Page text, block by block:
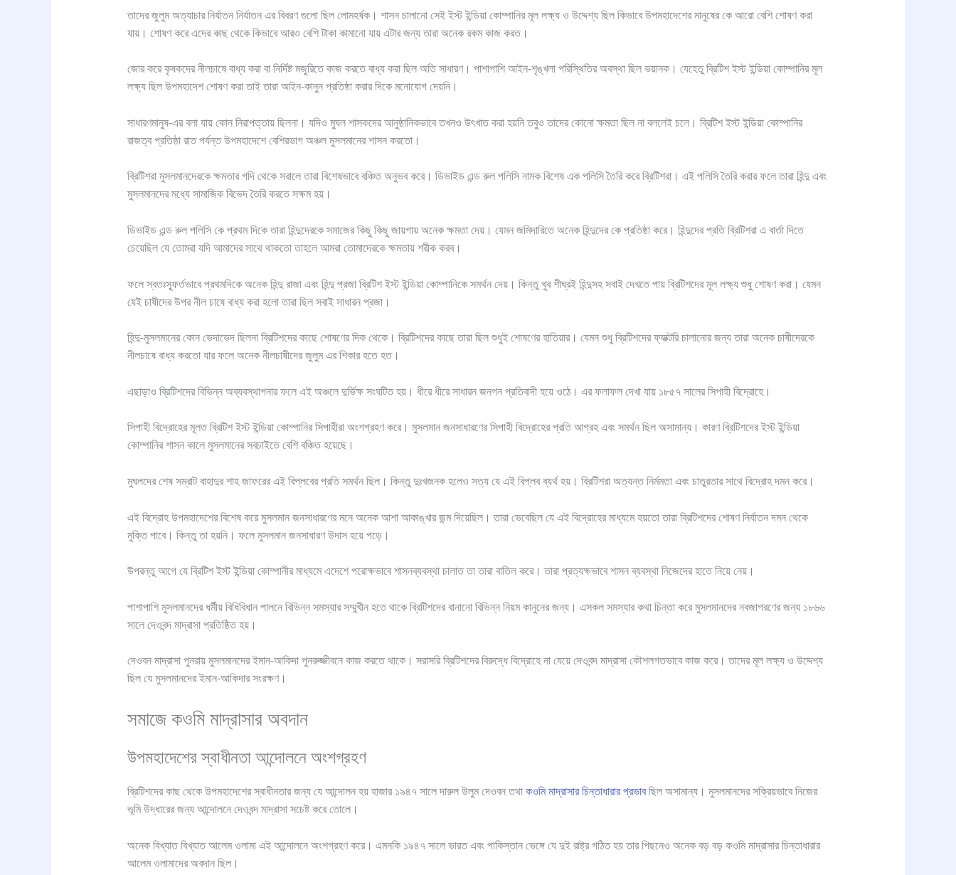
তাদের জুলুম অত্যাচার নির্যাতন নির্যাতন এর বিবরণ গুলো ছিল লোমহর্ষক। শাসন চালানো সেই ইস্ট ইন্ডিয়া কোম্পানির মূল লক্ষ্য ও উদ্দেশ্য ছিল কিভাবে উপমহাদেশের মানুষের কে আরো বেশি শোষণ করা
যায়। শোষণ করে এদের কাছ থেকে কিভাবে আরও বেশি টাকা কামানো যায় এটার জন্য তারা অনেক রকম কাজ করত।
জোর করে কৃষকদের নীলচাষে বাধ্য করা বা নির্দিষ্ট মজুরিতে কাজ করতে বাধ্য করা ছিল অতি সাধারণ। পাশাপাশি আইন-শৃঙ্খলা পরিস্থিতির অবস্থা ছিল ভয়ানক। যেহেতু ব্রিটিশ ইস্ট ইন্ডিয়া কোম্পানির মূল
লক্ষ্য ছিল উপমহাদেশ শোষণ করা তাই তারা আইন-কানুন প্রতিষ্ঠা করার দিকে মনোযোগ দেয়নি।
সাধারণমানুষ-এর বলা যায় কোন নিরাপত্তায় ছিলনা। যদিও মুঘল শাসকদের আনুষ্ঠানিকভাবে তখনও উৎখাত করা হয়নি তবুও তাদের কোনো ক্ষমতা ছিল না বললেই চলে। ব্রিটিশ ইস্ট ইন্ডিয়া কোম্পানির
রাজত্ব প্রতিষ্ঠা রাত পর্যন্ত উপমহাদেশে বেশিরভাগ অঞ্চল মুসলমানের শাসন করতো।
ব্রিটিশরা মুসলমানদেরকে ক্ষমতার গদি থেকে সরালে তারা বিশেষভাবে বঞ্চিত অনুভব করে। ডিভাইড এন্ড রুল পলিসি নামক বিশেষ এক পলিসি তৈরি করে ব্রিটিশরা। এই পলিসি তৈরি করার ফলে তারা হিন্দু এবং
মুসলমানদের মধ্যে সামাজিক বিভেদ তৈরি করতে সক্ষম হয়।
ডিভাইড এন্ড রুল পলিসি কে প্রথম দিকে তারা হিন্দুদেরকে সমাজের কিছু কিছু জায়গায় অনেক ক্ষমতা দেয়। যেমন জমিদারিতে অনেক হিন্দুদের কে প্রতিষ্ঠা করে। হিন্দুদের প্রতি ব্রিটিশরা এ বার্তা দিতে
চেয়েছিল যে তোমরা যদি আমাদের সাথে থাকতো তাহলে আমরা তোমাদেরকে ক্ষমতায় শরীক করব।
ফলে স্বতঃস্ফূর্তভাবে প্রথমদিকে অনেক হিন্দু রাজা এবং হিন্দু প্রজা ব্রিটিশ ইস্ট ইন্ডিয়া কোম্পানিকে সমর্থন দেয়। কিন্তু খুব শীঘ্রই হিন্দুসহ সবাই দেখতে পায় ব্রিটিশদের মূল লক্ষ্য শুধু শোষণ করা। যেমন
যেই চাষীদের উপর নীল চাষে বাধ্য করা হলো তারা ছিল সবাই সাধারন প্রজা।
হিন্দু-মুসলমানের কোন ভেদাভেদ ছিলনা ব্রিটিশদের কাছে শোষণের দিক থেকে। ব্রিটিশদের কাছে তারা ছিল শুধুই শোষণের হাতিয়ার। যেমন শুধু ব্রিটিশদের ফ্যাক্টরি চালানোর জন্য তারা অনেক চাষীদেরকে
নীলচাষে বাধ্য করতো যার ফলে অনেক নীলচাষীদের জুলুম এর শিকার হতে হত।
এছাড়াও ব্রিটিশদের বিভিন্ন অব্যবস্থাপনার ফলে এই অঞ্চলে দুর্ভিক্ষ সংঘটিত হয়। ধীরে ধীরে সাধারন জনগন প্রতিবাদী হয়ে ওঠে। এর ফলাফল দেখা যায় ১৮৫৭ সালের সিপাহী বিদ্রোহে।
সিপাহী বিদ্রোহের মূলত ব্রিটিশ ইস্ট ইন্ডিয়া কোম্পানির সিপাহীরা অংশগ্রহণ করে। মুসলমান জনসাধারণের সিপাহী বিদ্রোহের প্রতি আগ্রহ এবং সমর্থন ছিল অসামান্য। কারণ ব্রিটিশদের ইস্ট ইন্ডিয়া
কোম্পানির শাসন কালে মুসলমানের সবচাইতে বেশি বঞ্চিত হয়েছে।
মুঘলদের শেষ সম্রাট বাহাদুর শাহ জাফরের এই বিপ্লবের প্রতি সমর্থন ছিল। কিন্তু দুঃখজনক হলেও সত্য যে এই বিপ্লব ব্যর্থ হয়। ব্রিটিশরা অত্যন্ত নির্মমতা এবং চাতুরতার সাথে বিদ্রোহ দমন করে।
এই বিদ্রোহ উপমহাদেশের বিশেষ করে মুসলমান জনসাধারণের মনে অনেক আশা আকাঙ্খার জন্ম দিয়েছিল। তারা ভেবেছিল যে এই বিদ্রোহের মাধ্যমে হয়তো তারা ব্রিটিশদের শোষণ নির্যাতন দমন থেকে
মুক্তি পাবে। কিন্তু তা হয়নি। ফলে মুসলমান জনসাধারণ উদাস হয়ে পড়ে।
উপরন্তু আগে যে ব্রিটিশ ইস্ট ইন্ডিয়া কোম্পানীর মাধ্যমে এদেশে পরোক্ষভাবে শাসনব্যবস্থা চালাত তা তারা বাতিল করে। তারা প্রত্যক্ষভাবে শাসন ব্যবস্থা নিজেদের হাতে নিয়ে নেয়।
পাশাপাশি মুসলমানদের ধর্মীয় বিধিবিধান পালনে বিভিন্ন সমস্যার সম্মুখীন হতে থাকে ব্রিটিশদের বানানো বিভিন্ন নিয়ম কানুনের জন্য। এসকল সমস্যার কথা চিন্তা করে মুসলমানদের নবজাগরণের জন্য ১৮৬৬
সালে দেওবন্দ মাদ্রাসা প্রতিষ্ঠিত হয়।
দেওবন মাদ্রাসা পুনরায় মুসলমানদের ইমান-আকিদা পুনরুজ্জীবনে কাজ করতে থাকে। সরাসরি ব্রিটিশদের বিরুদ্ধে বিদ্রোহে না যেয়ে দেওবন্দ মাদ্রাসা কৌশলগতভাবে কাজ করে। তাদের মূল লক্ষ্য ও উদ্দেশ্য
ছিল যে মুসলমানদের ইমান-আকিদার সংরক্ষণ।
সমাজে কওমি মাদ্রাসার অবদান
উপমহাদেশের স্বাধীনতা আন্দোলনে অংশগ্রহণ
ব্রিটিশদের কাছ থেকে উপমহাদেশের স্বাধীনতার জন্য যে আন্দোলন হয় হাজার ১৯৪৭ সালে দারুল উলুম দেওবন তথাকওমি মাদ্রাসার চিন্তাধারার প্রভাবছিল অসামান্য। মুসলমানদের সক্রিয়ভাবে নিজের
ভূমি উদ্ধারের জন্য আন্দোলনে দেওবন্দ মাদ্রাসা সচেষ্ট করে তোলে।
অনেক বিখ্যাত বিখ্যাত আলেম ওলামা এই আন্দোলনে অংশগ্রহণ করে। এমনকি ১৯৪৭ সালে ভারত এবং পাকিস্তান ভেঙ্গে যে দুই রাষ্ট্র গঠিত হয় তার পিছনেও অনেক বড় বড় কওমি মাদ্রাসার চিন্তাধারার
আলেম ওলামাদের অবদান ছিল।